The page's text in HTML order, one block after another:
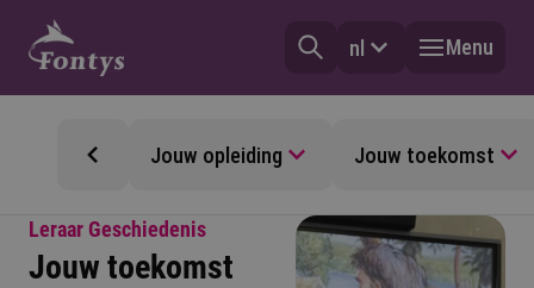
nl Menu
Jouw opleiding Jouw toekomst
Leraar Geschiedenis
Jouw toekomst